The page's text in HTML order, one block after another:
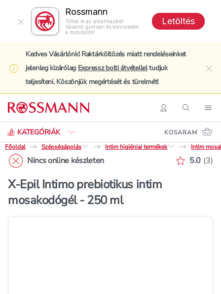
Rossmann
Töltsd le az alkalmazást!
Vásárolj gyorsan és könnyedén
a mobilodról!
Letöltés
Kedves Vásárlónk! Raktárköltözés miatt rendeléseinket
jelenleg kizárólag Expressz bolti átvételleltudjuk
teljesíteni. Köszönjük megértését és türelmét!
BelépésKeresés
KATEGÓRIÁK
Keresés
KOSARAM
Főoldal
Szépségápolás Intim higiéniai termékek Intim
Nincs online készleten 5.0 (3)
X-Epil Intimo prebiotikus intim
mosakodógél - 250 ml